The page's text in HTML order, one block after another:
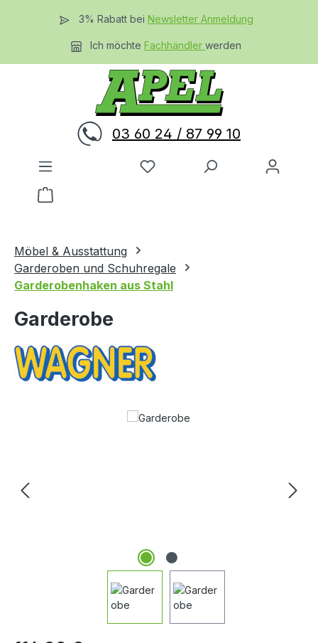
Zum Hauptinhalt springen
3% Rabatt bei Newsletter Anmeldung
Ich möchteFachhändlerwerden
03 60 24 / 87 99 10
Du hast 0 Produkte auf dem
Warenkorb enthält 0 Positionen. Der
Möbel & Ausstattung
Garderoben und Schuhregale
Garderobenhaken aus Stahl
Garderobe
Bildergalerie überspringen